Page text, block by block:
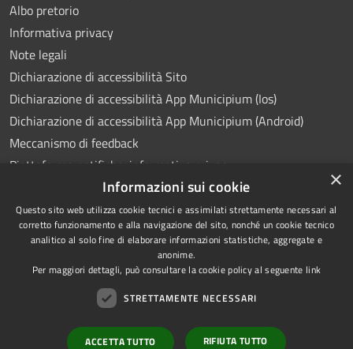
Albo pretorio
Informativa privacy
Note legali
Dichiarazione di accessibilità Sito
Dichiarazione di accessibilità App Municipium (Ios)
Dichiarazione di accessibilità App Municipium (Android)
Meccanismo di feedback
Piattaforma notifiche: informativa privacy
Videosorveglianza
Municipium•Accesso
×
Informazioni sui cookie
Questo sito web utilizza cookie tecnici e assimilati strettamente necessari al
corretto funzionamento e alla navigazione del sito, nonché un cookie tecnico
analitico al solo fine di elaborare informazioni statistiche, aggregate e
anonime.
Per maggiori dettagli, può consultare la cookie policy al seguente link
STRETTAMENTE NECESSARI
ACCETTA TUTTO RIFIUTA TUTTO